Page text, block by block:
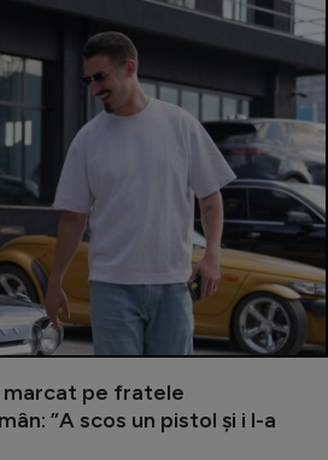
marcat pe fratele
”A scos un pistol și i l-a